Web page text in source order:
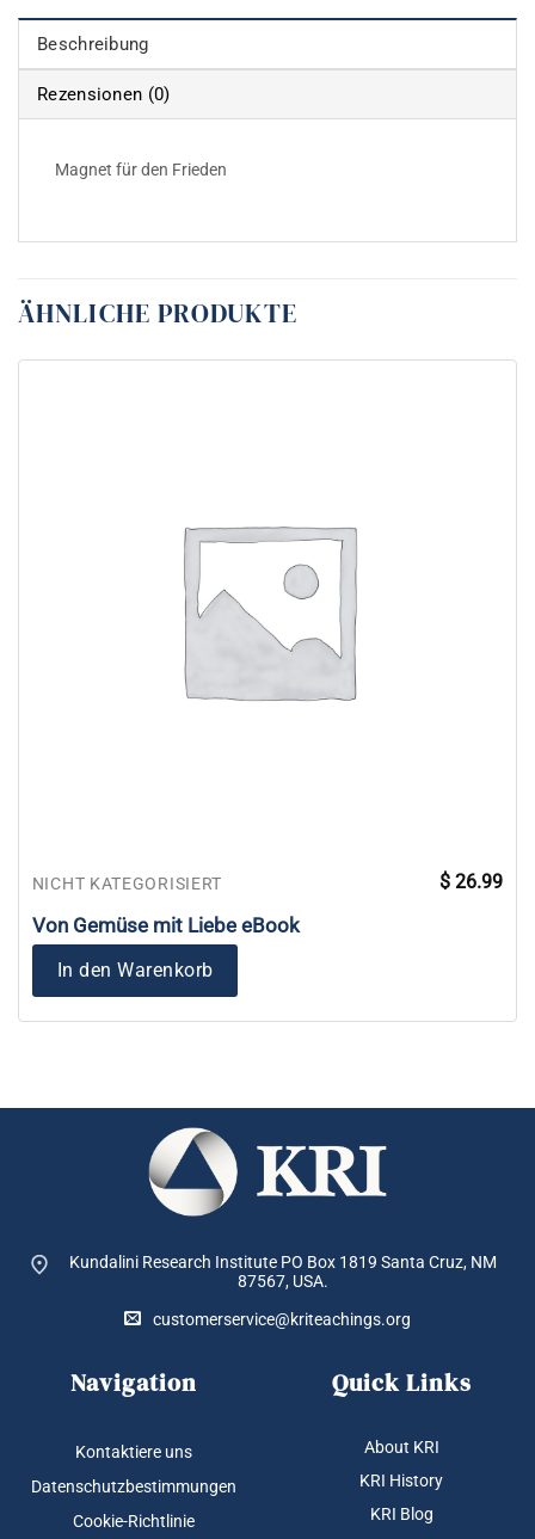
Beschreibung
Rezensionen (0)
Magnet für den Frieden
ÄHNLICHE PRODUKTE
NICHT KATEGORISIERT
Von Gemüse mit Liebe eBook
$ 26.99
In den Warenkorb
Kundalini Research Institute PO Box 1819 Santa Cruz, NM
87567, USA.
customerservice@kriteachings.org
Navigation
Kontaktiere uns
Datenschutzbestimmungen
Cookie-Richtlinie
Quick Links
About KRI
KRI History
KRI Blog